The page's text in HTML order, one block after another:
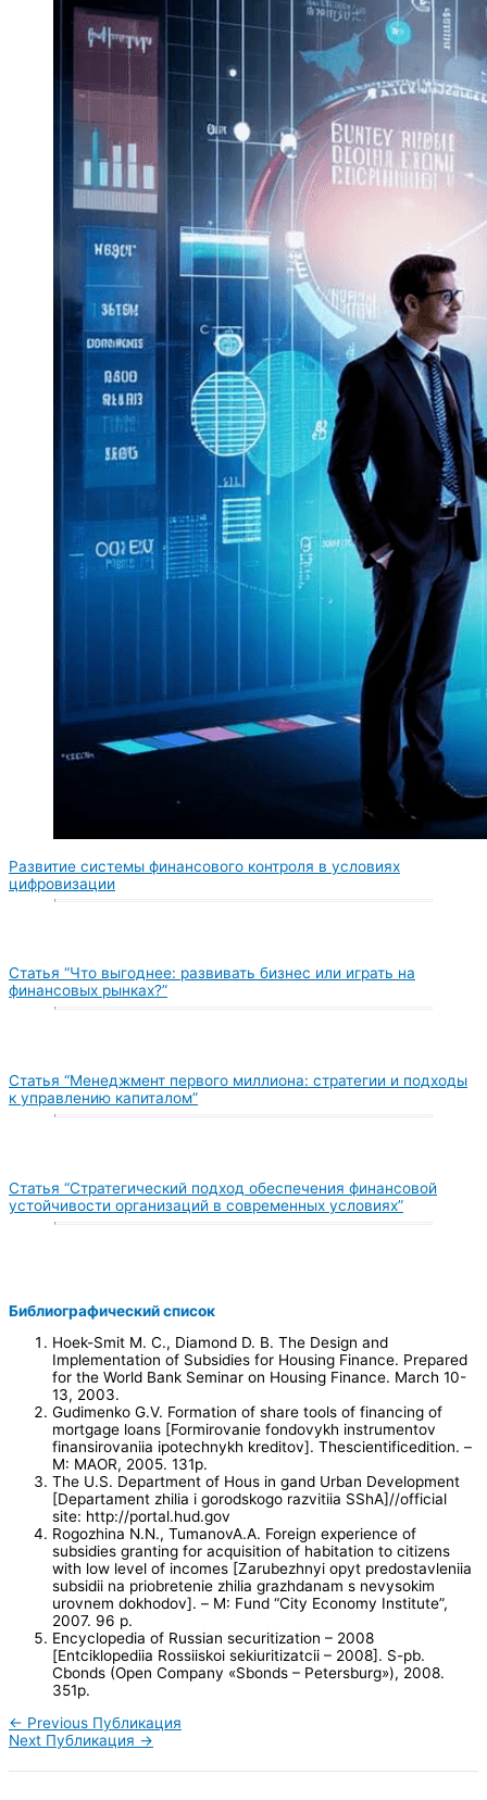
Развитие системы финансового контроля в условиях
цифровизации
Статья “Что выгоднее: развивать бизнес или играть на
финансовых рынках?”
Статья “Менеджмент первого миллиона: стратегии и подходы
к управлению капиталом”
Статья “Стратегический подход обеспечения финансовой
устойчивости организаций в современных условиях”
Библиографический список
Hoek-Smit M. C., Diamond D. B. The Design and
Implementation of Subsidies for Housing Finance. Prepared
for the World Bank Seminar on Housing Finance. March 10-
13, 2003.
Gudimenko G.V. Formation of share tools of financing of
mortgage loans [Formirovanie fondovykh instrumentov
finansirovaniia ipotechnykh kreditov]. Thescientificedition. –
М: МАОR, 2005. 131p.
The U.S. Department of Hous in gand Urban Development
[Departament zhilia i gorodskogo razvitiia SShA]//official
site: http://portal.hud.gov
Rogozhina N.N., TumanovA.A. Foreign experience of
subsidies granting for acquisition of habitation to citizens
with low level of incomes [Zarubezhnyi opyt predostavleniia
subsidii na priobretenie zhilia grazhdanam s nevysokim
urovnem dokhodov]. – М: Fund “City Economy Institute”,
2007. 96 p.
Encyclopedia of Russian securitization – 2008
[Entciklopediia Rossiiskoi sekiuritizatcii – 2008]. S-pb.
Cbonds (Open Company «Sbonds – Petersburg»), 2008.
351p.
← Previous Публикация
Next Публикация →